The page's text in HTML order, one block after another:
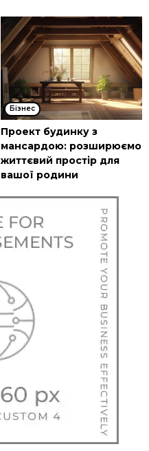
Бізнес
Проект будинку з
мансардою: розширюємо
життєвий простір для
вашої родини